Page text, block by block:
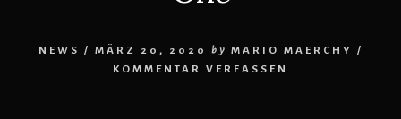
NEWS / MÄRZ 20, 2020 by MARIO MAERCHY
/
KOMMENTAR VERFASSEN